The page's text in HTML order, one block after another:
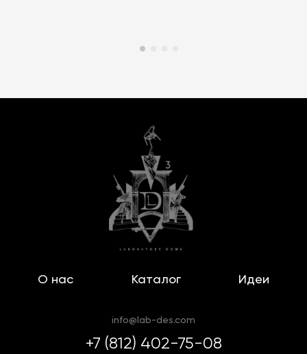
О нас Каталог Идеи
info@lab-des.com
+7 (812) 402-75-08